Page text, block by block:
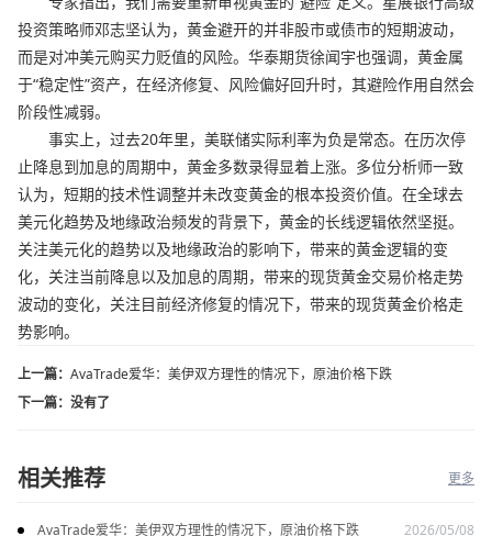
投资策略师邓志坚认为，黄金避开的并非股市或债市的短期波动，
而是对冲美元购买力贬值的风险。华泰期货徐闻宇也强调，黄金属
于“稳定性”资产，在经济修复、风险偏好回升时，其避险作用自然会
阶段性减弱。
事实上，过去20年里，美联储实际利率为负是常态。在历次停
止降息到加息的周期中，黄金多数录得显着上涨。多位分析师一致
认为，短期的技术性调整并未改变黄金的根本投资价值。在全球去
美元化趋势及地缘政治频发的背景下，黄金的长线逻辑依然坚挺。
关注美元化的趋势以及地缘政治的影响下，带来的黄金逻辑的变
化，关注当前降息以及加息的周期，带来的现货黄金交易价格走势
波动的变化，关注目前经济修复的情况下，带来的现货黄金价格走
势影响。
上一篇： AvaTrade爱华：美伊双方理性的情况下，原油价格下跌
下一篇： 没有了
相关推荐 更多
AvaTrade爱华：美伊双方理性的情况下，原油价格下跌 2026/05/08